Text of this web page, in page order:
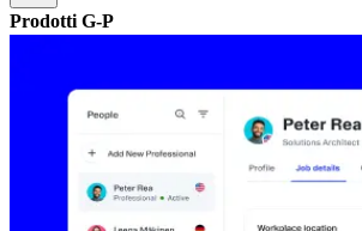
Prodotti G-P​​